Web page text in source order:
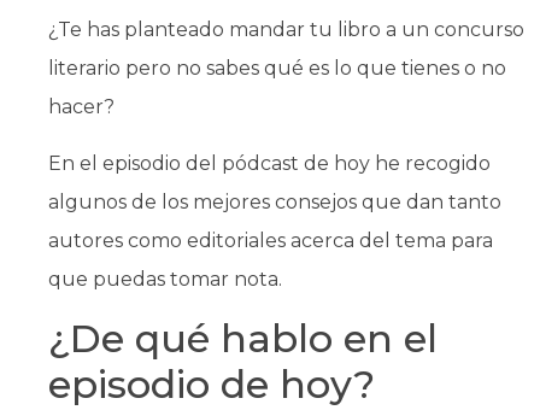
¿Te has planteado mandar tu libro a un concurso
literario pero no sabes qué es lo que tienes o no
hacer?
En el episodio del pódcast de hoy he recogido
algunos de los mejores consejos que dan tanto
autores como editoriales acerca del tema para
que puedas tomar nota.
¿De qué hablo en el
episodio de hoy?